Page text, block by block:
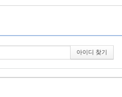
아이디 찾기